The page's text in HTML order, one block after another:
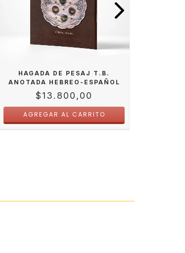
HAGADA DE PESAJ T.B.
ANOTADA HEBREO-ESPAÑOL
$13.800,00